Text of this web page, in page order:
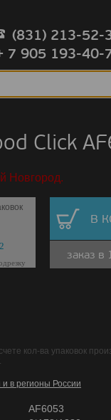
(831) 213-52-
7 905 193-40-
Click
Новгород.
в
заказ в
кол-ва упаковок
в регионы России
AF6053